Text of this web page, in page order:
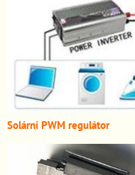
Solární PWM regulátor